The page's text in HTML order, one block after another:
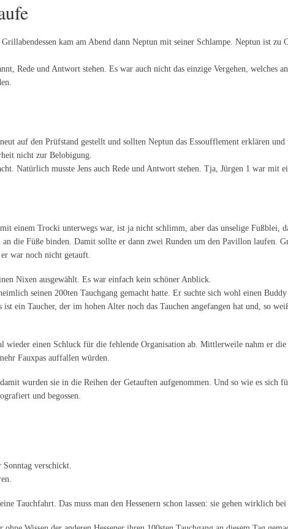
kam am Abend dann Neptun mit seiner Schlampe. Neptun ist zu
Rede und Antwort stehen. Es war auch nicht das einzige Vergehen, welches
auf den Prüfstand gestellt und sollten Neptun das Essoufflement erklären
nicht zur Belobigung.
Natürlich musste Jens auch Rede und Antwort stehen. Tja, Jürgen 1 war mit
einem Trocki unterwegs war, ist ja nicht schlimm, aber das unselige Fußblei,
die Füße binden. Damit sollte er dann zwei Runden um den Pavillon laufen.
war noch nicht getauft.
Nixen ausgewählt. Es war einfach kein schöner Anblick.
seinen 200ten Tauchgang gemacht hatte. Er suchte sich wohl einen
ein Taucher, der im hohen Alter noch das Tauchen angefangen hat und, so
wieder einen Schluck für die fehlende Organisation ab. Mittlerweile nahm er
Fauxpas auffallen würden.
wurden sie in die Reihen der Getauften aufgenommen. Und so wie es sich
und begossen.
verschickt.
Tauchfahrt. Das muss man den Hessenern schon lassen: sie gehen wirklich bei